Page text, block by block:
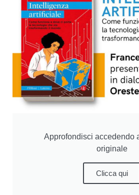
Approfondisci accedendo
originale
Clicca qui